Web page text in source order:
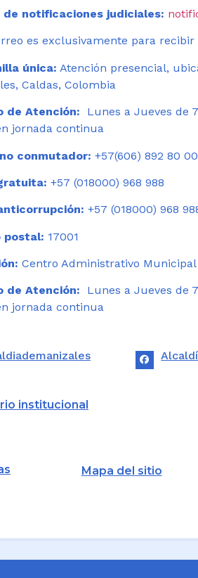
de notificaciones judiciales:
es exclusivamente para recibir
única: Atención presencial,
Caldas, Colombia
de Atención:
Lunes a Jueves de
jornada continua
conmutador: +57(606) 892 80 00
+57 (018000) 968 988
+57 (018000) 968
postal: 17001
Centro Administrativo Municipal
de Atención: Lunes a Jueves de
jornada continua
institucional
Mapa del sitio